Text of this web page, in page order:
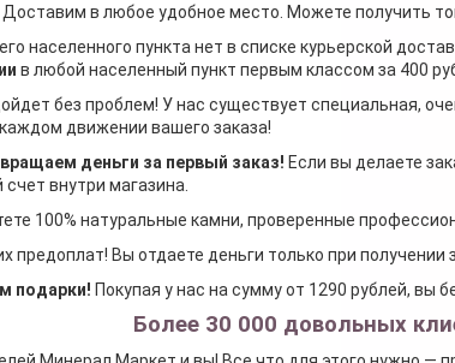
Доставим в любое удобное место. Можете получить
населенного пункта нет в списке курьерской
в любой населенный пункт первым классом за 400
без проблем! У нас существует специальная,
движении вашего заказа!
деньги за первый заказ! Если вы делаете
внутри магазина.
100% натуральные камни, проверенные
предоплат! Вы отдаете деньги только при
подарки! Покупая у нас на сумму от 1290 рублей, вы
Более 30 000 довольных